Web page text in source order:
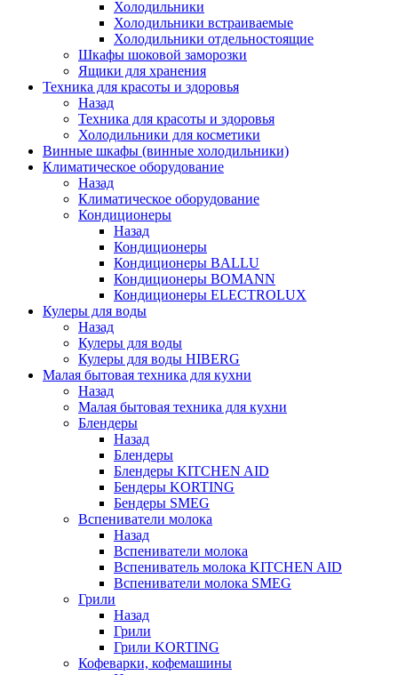
Холодильники
Холодильники встраиваемые
Холодильники отдельностоящие
Шкафы шоковой заморозки
Ящики для хранения
Техника для красоты и здоровья
Назад
Техника для красоты и здоровья
Холодильники для косметики
Винные шкафы (винные холодильники)
Климатическое оборудование
Назад
Климатическое оборудование
Кондиционеры
Назад
Кондиционеры
Кондиционеры BALLU
Кондиционеры BOMANN
Кондиционеры ELECTROLUX
Кулеры для воды
Назад
Кулеры для воды
Кулеры для воды HIBERG
Малая бытовая техника для кухни
Назад
Малая бытовая техника для кухни
Блендеры
Назад
Блендеры
Блендеры KITCHEN AID
Бендеры KORTING
Бендеры SMEG
Вспениватели молока
Назад
Вспениватели молока
Вспениватель молока KITCHEN AID
Вспениватели молока SMEG
Грили
Назад
Грили
Грили KORTING
Кофеварки, кофемашины